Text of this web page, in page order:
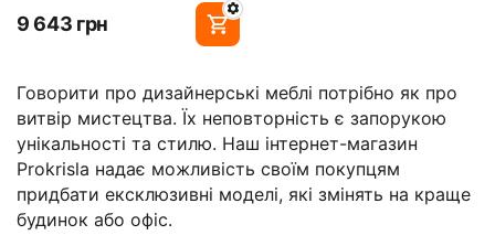
Говорити про дизайнерські меблі потрібно як про
витвір мистецтва. Їх неповторність є запорукою
унікальності та стилю. Наш інтернет-магазин
Prokrisla надає можливість своїм покупцям
придбати ексклюзивні моделі, які змінять на краще
будинок або офіс.
‍9 643‍ грн